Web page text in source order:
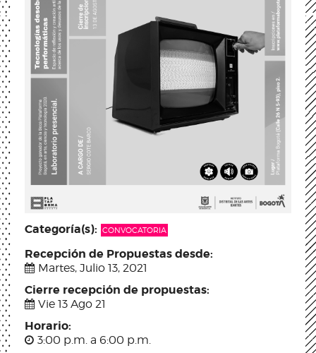
Categoría(s): CONVOCATORIA
Recepción de Propuestas desde:
Martes, Julio 13, 2021
Cierre recepción de propuestas:
Vie 13 Ago 21
Horario:
3:00 p.m. a 6:00 p.m.